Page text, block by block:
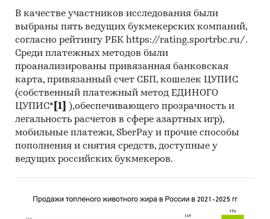
В качестве участников исследования были
выбраны пять ведущих букмекерских компаний,
согласно рейтингу РБК https://rating.sportrbc.ru/.
Среди платежных методов были
проанализированы привязанная банковская
карта, привязанный счет СБП, кошелек ЦУПИС
(собственный платежный метод ЕДИНОГО
ЦУПИС* [1]
),обеспечивающего прозрачность и
легальность расчетов в сфере азартных игр),
мобильные платежи, SberPay и прочие способы
пополнения и снятия средств, доступные у
ведущих российских букмекеров.